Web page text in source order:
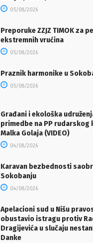
05/08/2026
Preporuke ZZJZ TIMOK za
ekstremnih vrućina
05/08/2026
Praznik harmonike u
05/08/2026
Građani i ekološka
primedbe na PP rudarskog
Malka Golaja (VIDEO)
04/08/2026
Karavan bezbednosti
Sokobanju
04/08/2026
Apelacioni sud u Nišu
obustavio istragu protiv
Dragijevića u slučaju
Danke